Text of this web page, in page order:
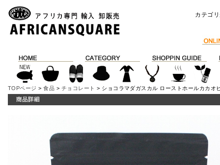
カテゴ
TOPページ >食品 > チョコレート > ショコラマダガスカル ローストホールカカオ